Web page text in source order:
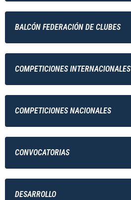
BALCÓN FEDERACIÓN DE CLUBES
COMPETICIONES INTERNACIONALES
COMPETICIONES NACIONALES
CONVOCATORIAS
DESARROLLO